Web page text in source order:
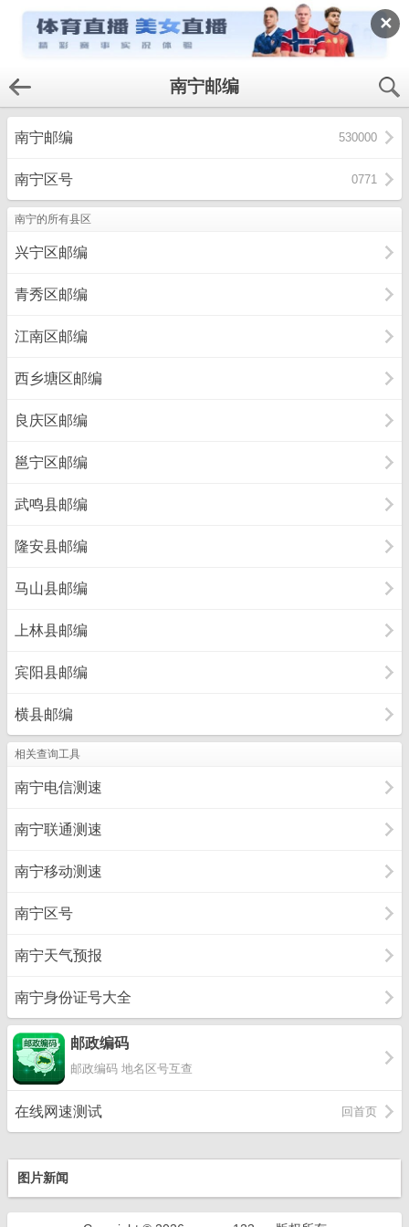
✕
南宁邮编
南宁邮编 530000
南宁区号 0771
南宁的所有县区
兴宁区邮编
青秀区邮编
江南区邮编
西乡塘区邮编
良庆区邮编
邕宁区邮编
武鸣县邮编
隆安县邮编
马山县邮编
上林县邮编
宾阳县邮编
横县邮编
相关查询工具
南宁电信测速
南宁联通测速
南宁移动测速
南宁区号
南宁天气预报
南宁身份证号大全
邮政编码
邮政编码 地名区号互查
在线网速测试 回首页
图片新闻